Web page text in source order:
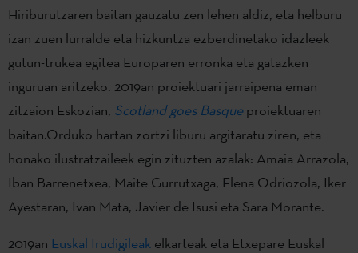
Hiriburutzaren baitan gauzatu zen lehen aldiz, eta helburu
izan zuen lurralde eta hizkuntza ezberdinetako idazleek
gutun-trukea egitea Europaren erronka eta gatazken
inguruan aritzeko. 2019an proiektuari jarraipena eman
zitzaion Eskozian, Scotland goes Basque proiektuaren
baitan.Orduko hartan zortzi liburu argitaratu ziren, eta
honako ilustratzaileek egin zituzten azalak: Amaia Arrazola,
Iban Barrenetxea, Maite Gurrutxaga, Elena Odriozola, Iker
Ayestaran, Ivan Mata, Javier de Isusi eta Sara Morante.
2019an Euskal Irudigileak elkarteak eta Etxepare Euskal